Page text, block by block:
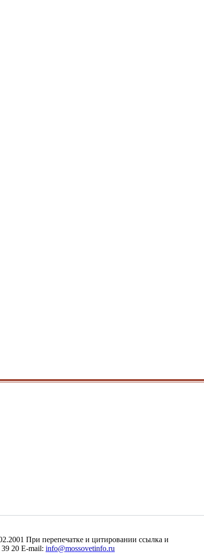
При перепечатке и цитировании ссылка и
20 E-mail: info@mossovetinfo.ru